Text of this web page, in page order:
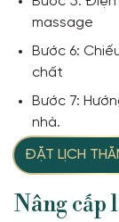
massage
Bước 6:
chất
Bước 7:
nhà.
ĐẶT LỊCH
Nâng cấp